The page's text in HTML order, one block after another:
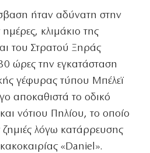
ήταν αδύνατη στην
ημέρες, κλιμάκιο της
του Στρατού Ξηράς
ώρες την εγκατάσταση
γέφυρας τύπου Μπέλεϊ
αποκαθιστά το οδικό
νότιου Πηλίου, το οποίο
ζημιές λόγω κατάρρευσης
«Daniel».